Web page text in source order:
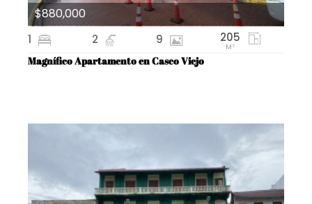
Magnífico Apartamento en Casco Viejo
1 2 9 205
M²
$880,000